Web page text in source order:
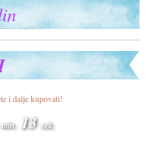
i dalje kupovati!
min. 13 sek.